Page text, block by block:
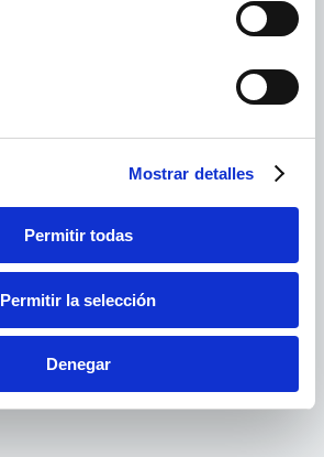
Mostrar detalles
Permitir todas
Permitir la selección
Denegar